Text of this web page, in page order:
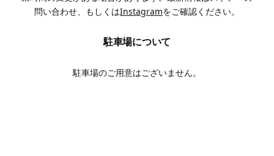
問い合わせ、もしくはInstagramをご確認ください。
駐車場について
駐車場のご用意はございません。